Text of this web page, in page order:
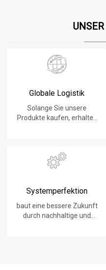
Globale Logistik
Solange Sie unsere
Produkte kaufen, erhalten
Systemperfektion
baut eine bessere Zukunft
durch nachhaltige und